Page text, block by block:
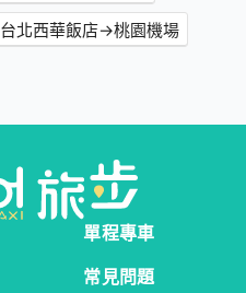
台北西華飯店→桃園機場
單程專車
常見問題